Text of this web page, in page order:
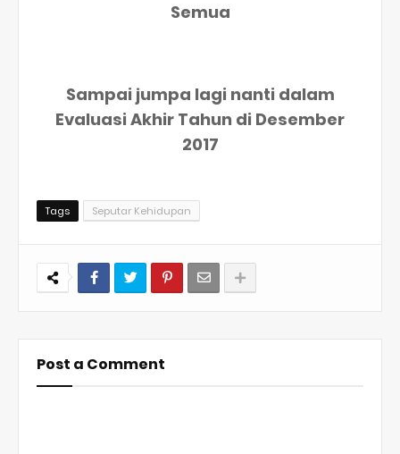
Semua
Sampai jumpa lagi nanti dalam
Evaluasi Akhir Tahun di Desember
2017
Tags Seputar Kehidupan
Post a Comment